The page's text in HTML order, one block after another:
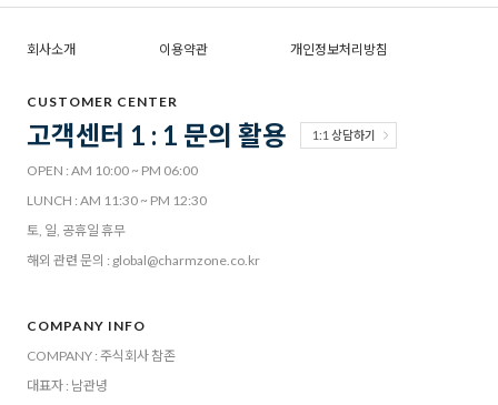
회사소개 이용약관 개인정보처리방침
CUSTOMER CENTER
고객센터 1 : 1 문의 활용 1:1 상담하기
OPEN : AM 10:00 ~ PM 06:00
LUNCH : AM 11:30 ~ PM 12:30
토, 일, 공휴일 휴무
해외 관련 문의 : global@charmzone.co.kr
COMPANY INFO
COMPANY : 주식회사 참존
대표자 : 남관녕